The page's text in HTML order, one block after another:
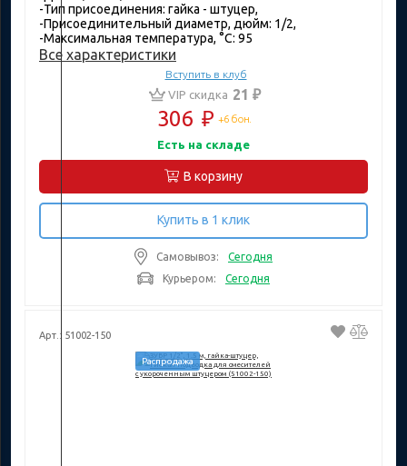
-Тип присоединения: гайка - штуцер,
-Присоединительный диаметр, дюйм: 1/2,
-Максимальная температура, °C: 95
Все характеристики
Вступить в клуб
VIP скидка 21 ₽
306 ₽ +6 бон.
Есть на складе
В корзину
Купить в 1 клик
Самовывоз:
Сегодня
Курьером:
Сегодня
Арт.: 51002-150
Распродажа